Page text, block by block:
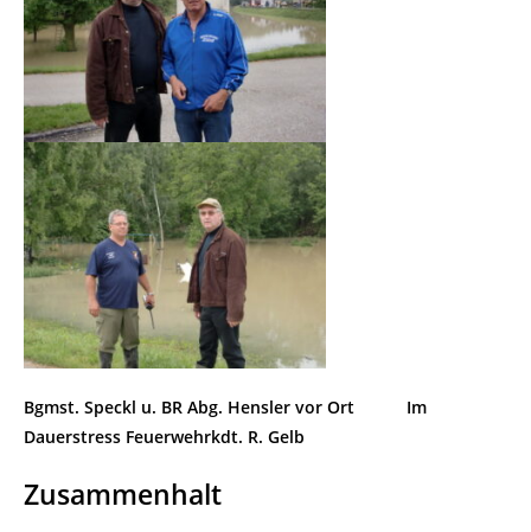
Bgmst. Speckl u. BR Abg. Hensler vor Ort
Im
Dauerstress Feuerwehrkdt. R. Gelb
Zusammenhalt